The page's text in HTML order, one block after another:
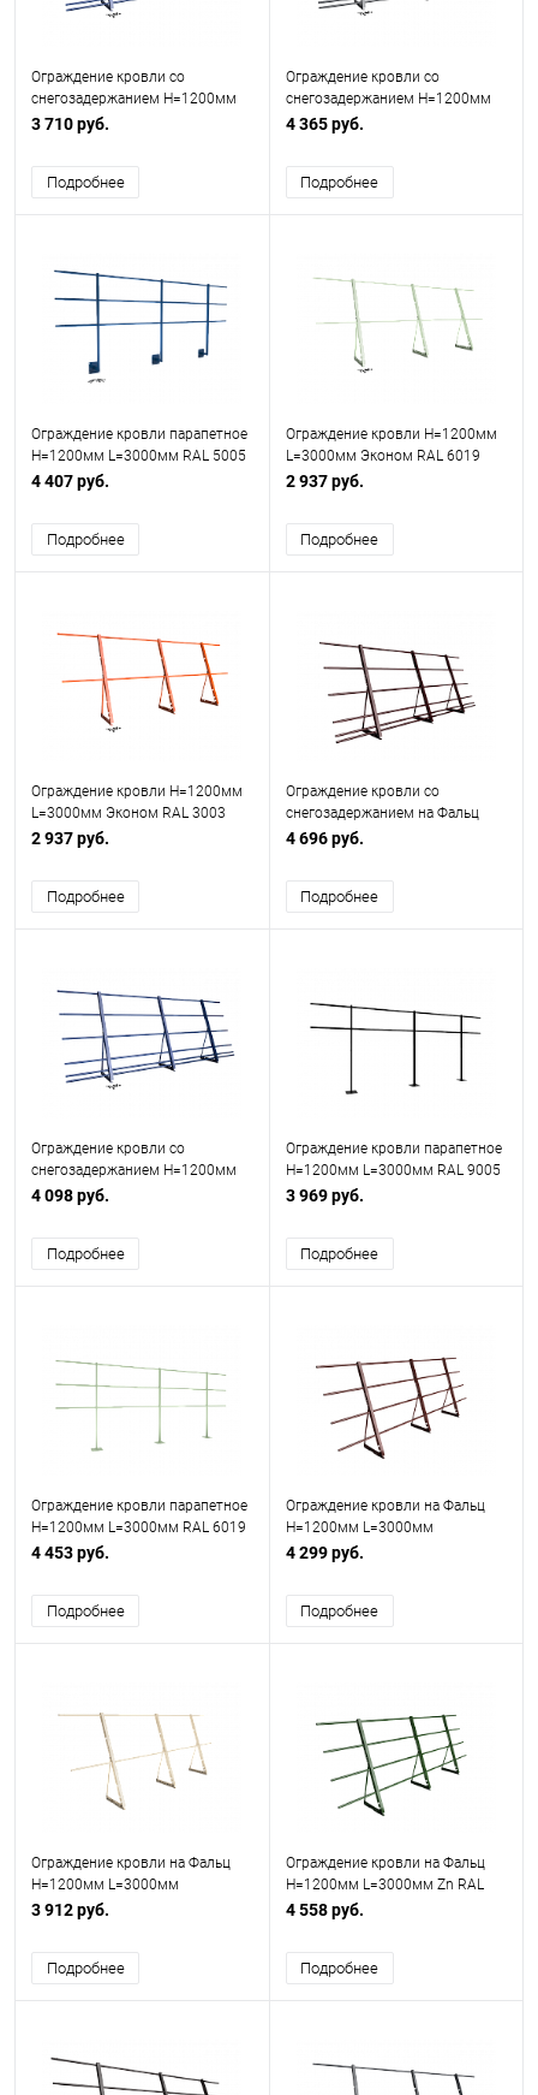
Ограждение кровли со
снегозадержанием H=1200мм
L=3000мм Эконом RAL 5002
3 710 руб.
Подробнее
Ограждение кровли со
снегозадержанием H=1200мм
L=3000мм Оптимальное RAL
4 365 руб.
Подробнее
Ограждение кровли парапетное
H=1200мм L=3000мм RAL 5005
3 трубы (Тип 2)
4 407 руб.
Подробнее
Ограждение кровли H=1200мм
L=3000мм Эконом RAL 6019
2 937 руб.
Подробнее
Ограждение кровли H=1200мм
L=3000мм Эконом RAL 3003
2 937 руб.
Подробнее
Ограждение кровли со
снегозадержанием на Фальц
H=1200мм L=3000мм Эконом
4 696 руб.
Подробнее
Ограждение кровли со
снегозадержанием H=1200мм
L=3000мм Эконом RAL 5002 (5
4 098 руб.
Подробнее
Ограждение кровли парапетное
H=1200мм L=3000мм RAL 9005
(Тип 1)
3 969 руб.
Подробнее
Ограждение кровли парапетное
H=1200мм L=3000мм RAL 6019
3 трубы (Тип 1)
4 453 руб.
Подробнее
Ограждение кровли на Фальц
H=1200мм L=3000мм
Оптимальное RAL 3009 (3
4 299 руб.
Подробнее
Ограждение кровли на Фальц
H=1200мм L=3000мм
Оптимальное RAL 1015
3 912 руб.
Подробнее
Ограждение кровли на Фальц
H=1200мм L=3000мм Zn RAL
6002 (3 Трубы)
4 558 руб.
Подробнее